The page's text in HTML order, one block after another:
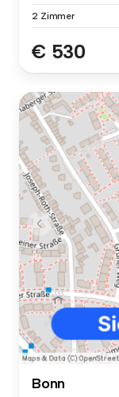
2 Zimmer
€ 530
Bonn